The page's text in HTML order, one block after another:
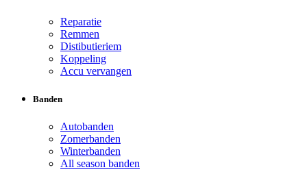
Reparatie
Remmen
Distibutieriem
Koppeling
Accu vervangen
Banden
Autobanden
Zomerbanden
Winterbanden
All season banden